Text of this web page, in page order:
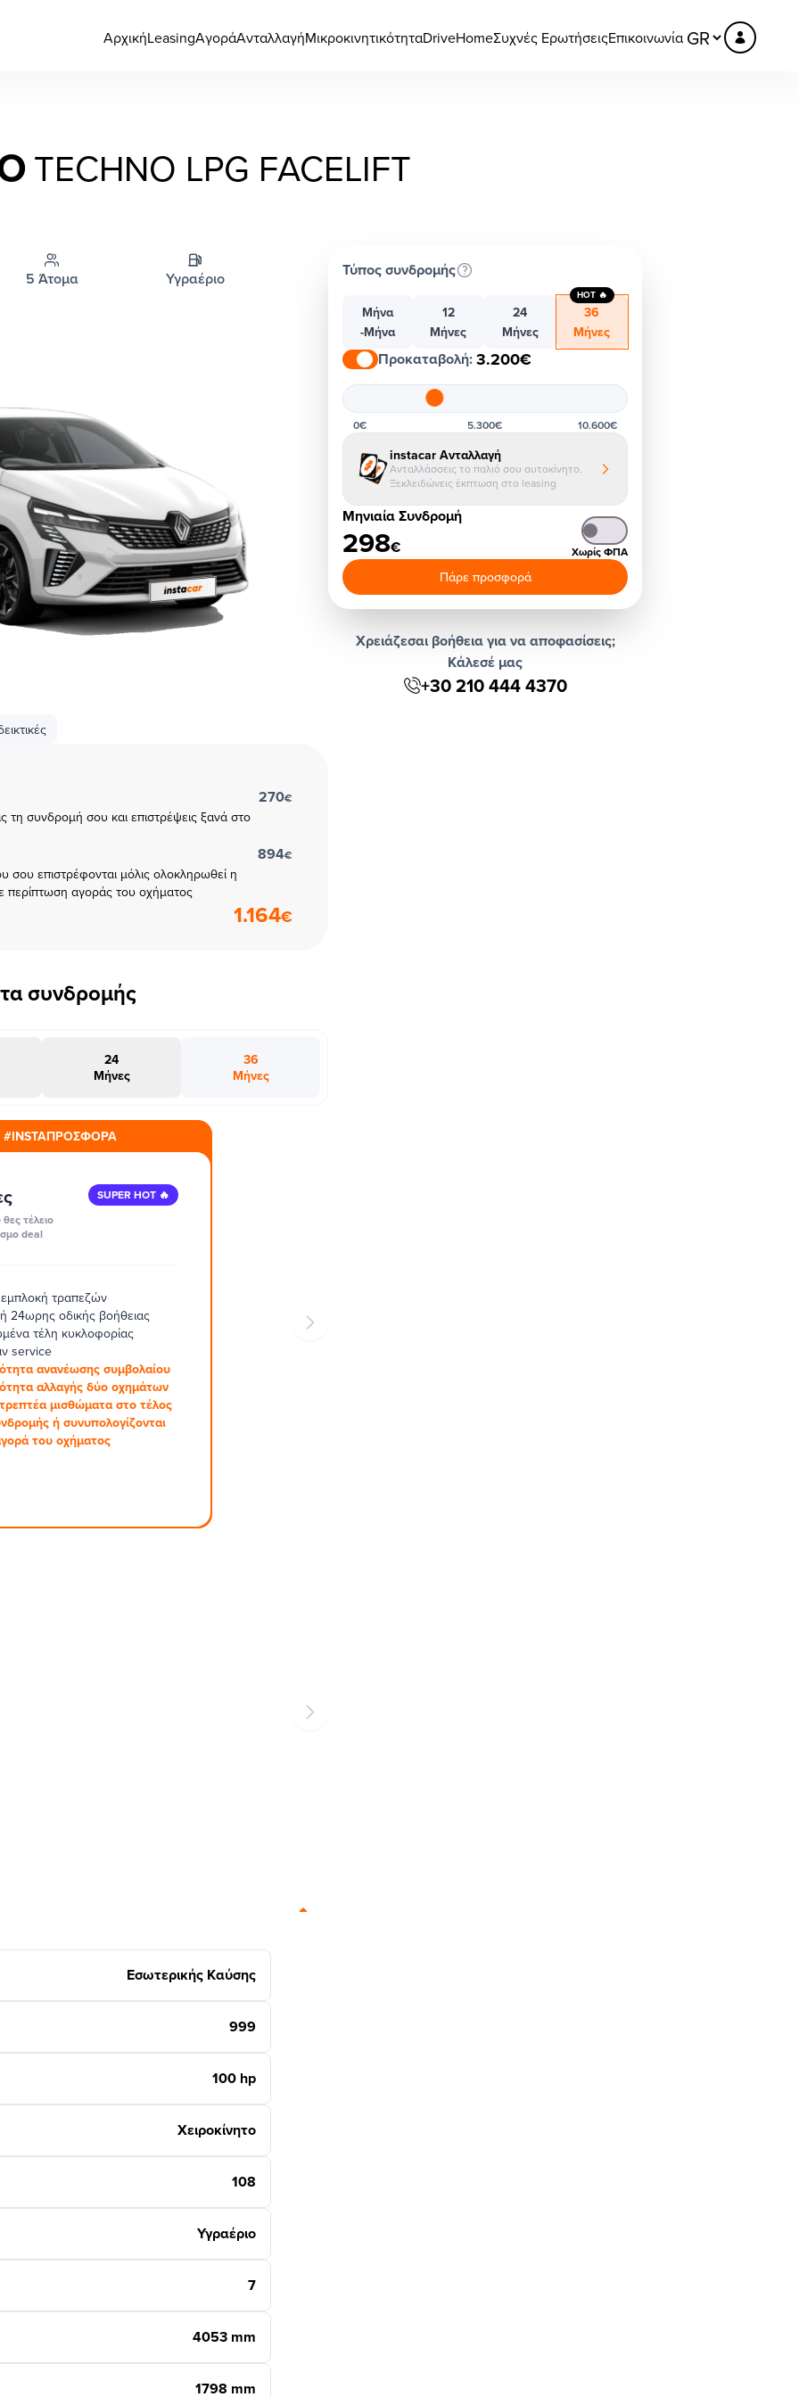
ΑρχικήLeasingΑγοράΑνταλλαγήΜικροκινητικότηταDriveHomeΣυχνές ΕρωτήσειςΕπικοινωνία
TECHNO LPG FACELIFT
5 Άτομα Υγραέριο
τη συνδρομή σου και επιστρέψεις ξανά στο
270€
επιστρέφονται μόλις ολοκληρωθεί η
περίπτωση αγοράς του οχήματος
894€
1.164€
συνδρομής
24
Μήνες
36
Μήνες
#INSTAΠΡΟΣΦΟΡΑ
τέλειο
deal
SUPER HOT 🔥
τραπεζών
24ωρης οδικής βοήθειας
τέλη κυκλοφορίας
service
ανανέωσης συμβολαίου
αλλαγής δύο οχημάτων
μισθώματα στο τέλος
ή συνυπολογίζονται
του οχήματος
Εσωτερικής Καύσης
999
100 hp
Χειροκίνητο
108
Υγραέριο
7
4053 mm
1798 mm
Τύπος συνδρομής
Μήνα
-Μήνα
12
Μήνες
24
Μήνες
36
Μήνες
HOT 🔥
Προκαταβολή:3.200€
0€ 5.300€ 10.600€
instacar Ανταλλαγή
Ανταλλάσσεις το παλιό σου αυτοκίνητο.
Ξεκλειδώνεις έκπτωση στο leasing
Μηνιαία Συνδρομή
298€ Χωρίς ΦΠΑ
Πάρε προσφορά
Χρειάζεσαι βοήθεια για να αποφασίσεις;
Κάλεσέ μας
+30 210 444 4370